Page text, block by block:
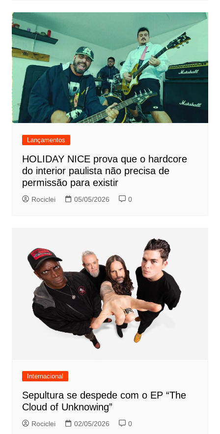
Lançamentos
HOLIDAY NICE prova que o hardcore
do interior paulista não precisa de
permissão para existir
Rociclei 05/05/2026 0
Internacional
Sepultura se despede com o EP “The
Cloud of Unknowing”
Rociclei 02/05/2026 0